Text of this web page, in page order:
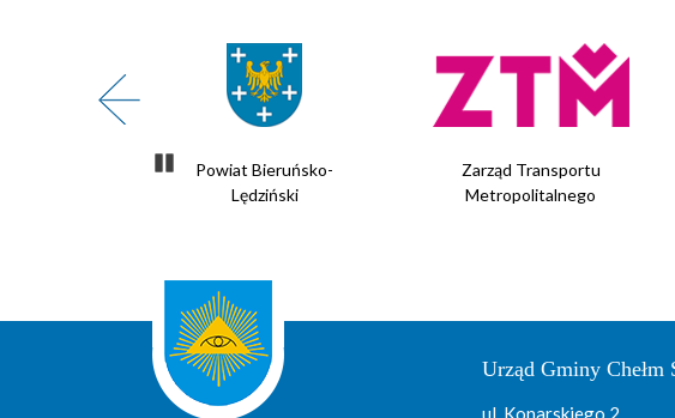
Powiat Bieruńsko-
Lędziński
Zarząd Transportu
Metropolitalnego
Urząd Gminy Chełm